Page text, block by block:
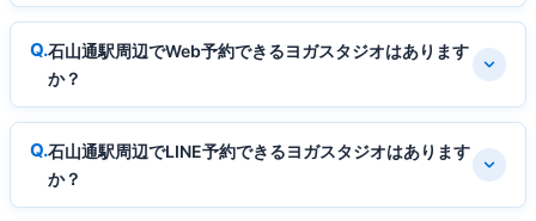
石山通駅周辺でWeb予約できるヨガスタジオはあります
か？
石山通駅周辺でLINE予約できるヨガスタジオはあります
か？